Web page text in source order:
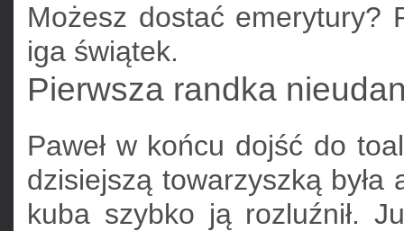
Możesz dostać emerytury?
iga świątek.
Pierwsza randka
Paweł w końcu dojść do
dzisiejszą towarzyszką
kuba szybko ją rozluźnił.